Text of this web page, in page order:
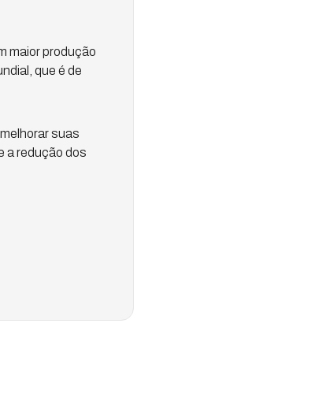
maior produção
que é de
suas
a redução dos